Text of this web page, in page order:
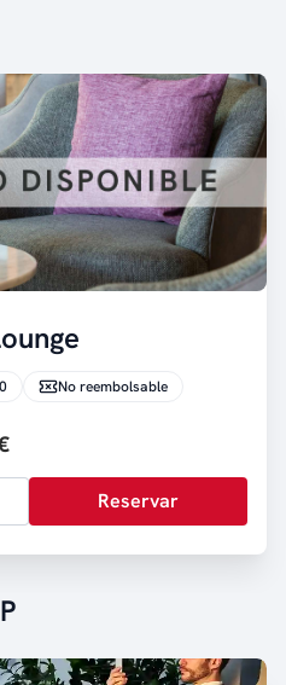
No reembolsable
Reservar